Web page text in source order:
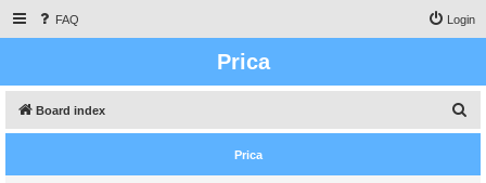
FAQ Login
Prica
Board index
e
Prica